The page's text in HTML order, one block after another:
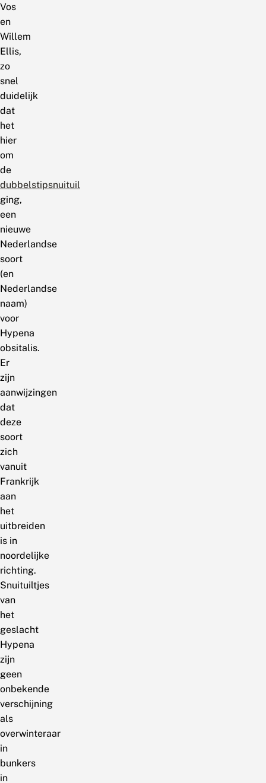
Vos
en
Willem
Ellis,
zo
snel
duidelijk
dat
het
hier
om
de
dubbelstipsnuituil
ging,
een
nieuwe
Nederlandse
soort
(en
Nederlandse
naam)
voor
Hypena
obsitalis.
Er
zijn
aanwijzingen
dat
deze
soort
zich
vanuit
Frankrijk
aan
het
uitbreiden
is in
noordelijke
richting.
Snuituiltjes
van
het
geslacht
Hypena
zijn
geen
onbekende
verschijning
als
overwinteraar
in
bunkers
in